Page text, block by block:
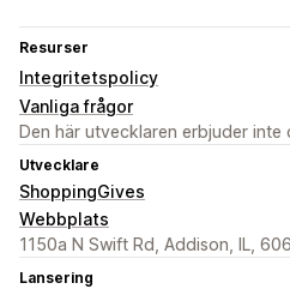
Resurser
Integritetspolicy
Vanliga frågor
Den här utvecklaren erbjuder
Utvecklare
ShoppingGives
Webbplats
1150a N Swift Rd, Addison, IL,
Lansering